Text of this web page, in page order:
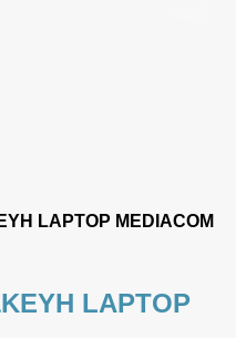
LAPTOP MEDIACOM
LAPTOP